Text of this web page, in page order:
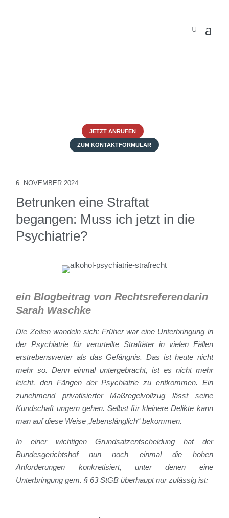
JETZT ANRUFEN
ZUM KONTAKTFORMULAR
6. NOVEMBER 2024
Betrunken eine Straftat
begangen: Muss ich jetzt in die
Psychiatrie?
ein Blogbeitrag von Rechtsreferendarin
Sarah Waschke
Die Zeiten wandeln sich: Früher war eine Unterbringung in
der Psychiatrie für verurteilte Straftäter in vielen Fällen
erstrebenswerter als das Gefängnis. Das ist heute nicht
mehr so. Denn einmal untergebracht, ist es nicht mehr
leicht, den Fängen der Psychiatrie zu entkommen. Ein
zunehmend privatisierter Maßregelvollzug lässt seine
Kundschaft ungern gehen. Selbst für kleinere Delikte kann
man auf diese Weise „lebenslänglich“ bekommen.
In einer wichtigen Grundsatzentscheidung hat der
Bundesgerichtshof nun noch einmal die hohen
Anforderungen konkretisiert, unter denen eine
Unterbringung gem. § 63 StGB überhaupt nur zulässig ist: